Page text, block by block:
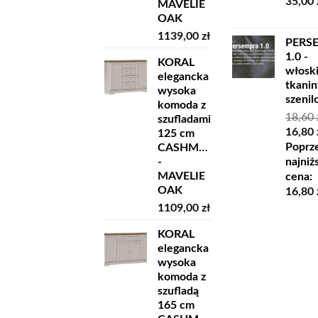
MAVELIE
OAK
1139,00 zł
KORAL
elegancka
wysoka
komoda z
szufladami
125 cm
CASHMERE
-
MAVELIE
OAK
1109,00 zł
KORAL
elegancka
wysoka
komoda z
szufladą
165 cm
1.0 -
18,60
cena
18,60
16,80
cena:
16,80